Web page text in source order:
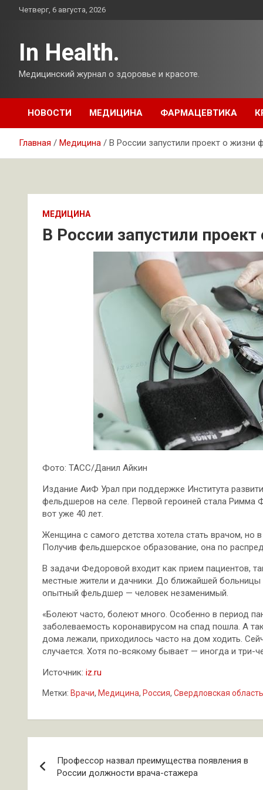
ПерейтиЧетверг, 6 августа, 2026
In Health.
Медицинский журнал о здоровье и красоте.
НОВОСТИ МЕДИЦИНА ФАРМАЦЕВТИКА
Главная Медицина В России запустили проект о жизни
МЕДИЦИНА
В России запустили
Фото: ТАСС/Данил Айкин
Издание АиФ Урал при поддержке Института
фельдшеров на селе. Первой героиней стала Римма
вот уже 40 лет.
Женщина с самого детства хотела стать врачом, но
Получив фельдшерское образование, она по
В задачи Федоровой входит как прием пациентов,
местные жители и дачники. До ближайшей
опытный фельдшер — человек незаменимый.
«Болеют часто, болеют много. Особенно в период
заболеваемость коронавирусом на спад пошла. А
дома лежали, приходилось часто на дом ходить.
случается. Хотя по-всякому бывает — иногда и
Источник: iz.ru
Метки: Врачи, Медицина, Россия, Свердловская область
по
Профессор назвал преимущества появления в
России должности врача-стажера